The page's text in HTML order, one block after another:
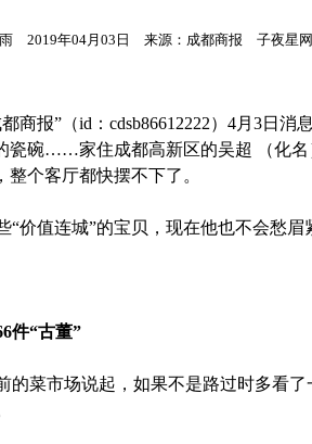
雨 2019年04月03日 来源：成都商报 子夜星
报”（id：cdsb86612222）4月3日消
瓷碗……家住成都高新区的吴超 （化名
整个客厅都快摆不下了。
值连城”的宝贝，现在他也不会愁眉
件“古董”
菜市场说起，如果不是路过时多看了